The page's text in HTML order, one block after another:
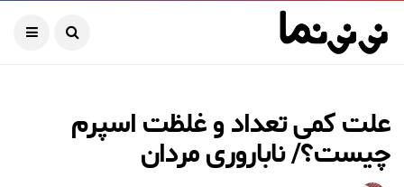
علت کمی تعداد و غلظت اسپرم
چیست؟/ ناباروری مردان